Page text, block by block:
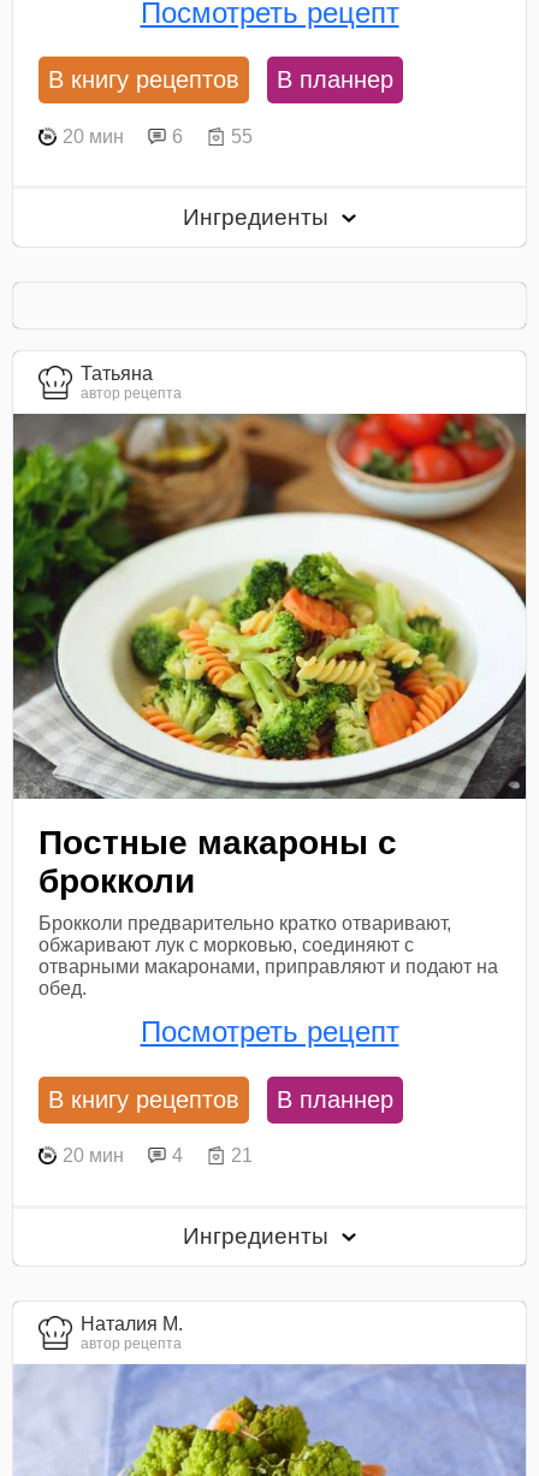
Посмотреть рецепт
В книгу рецептов В планнер
20 мин 6 55
Ингредиенты
Татьяна
автор рецепта
Постные макароны с
брокколи
Брокколи предварительно кратко отваривают,
обжаривают лук с морковью, соединяют с
отварными макаронами, приправляют и подают на
обед.
Посмотреть рецепт
В книгу рецептов В планнер
20 мин 4 21
Ингредиенты
Наталия М.
автор рецепта